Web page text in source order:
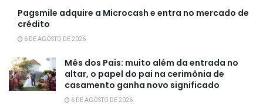
Pagsmile adquire a Microcash e entra no mercado de
crédito
6 DE AGOSTO DE 2026
Mês dos Pais: muito além da entrada no
altar, o papel do pai na cerimônia de
casamento ganha novo significado
6 DE AGOSTO DE 2026